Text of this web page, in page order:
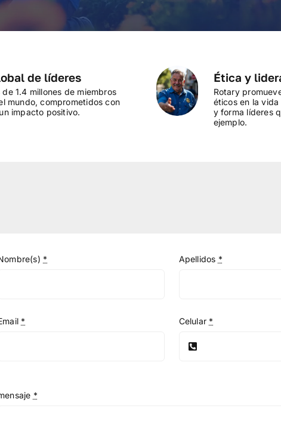
de líderes
de 1.4 millones de miembros
mundo, comprometidos con
impacto positivo.
Ética y
Rotary
éticos en la
y forma líderes
ejemplo.
*
*
Apellidos *
Celular *
*